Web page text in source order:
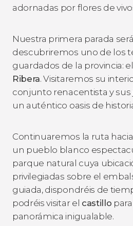
adornadas por flores de
Nuestra primera parada
descubriremos uno de los
guardados de la provincia: el
Ribera. Visitaremos su
conjunto renacentista y sus
un auténtico oasis de
Continuaremos la ruta hacia
un pueblo blanco
parque natural cuya
privilegiadas sobre el
guiada, dispondréis de
podréis visitar el castillo
panorámica inigualable.